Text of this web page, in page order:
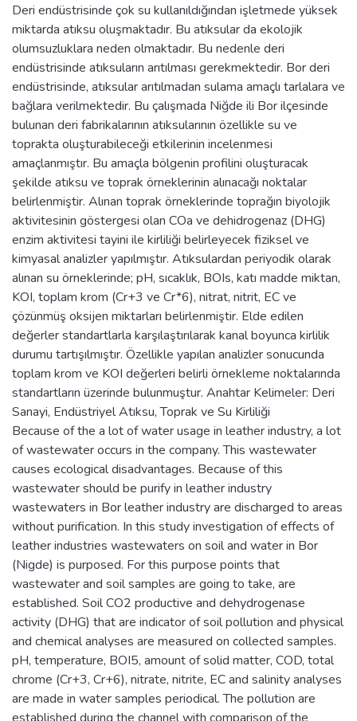
Deri endüstrisinde çok su kullanıldığından işletmede yüksek
miktarda atıksu oluşmaktadır. Bu atıksular da ekolojik
olumsuzluklara neden olmaktadır. Bu nedenle deri
endüstrisinde atıksuların arıtılması gerekmektedir. Bor deri
endüstrisinde, atıksular arıtılmadan sulama amaçlı tarlalara ve
bağlara verilmektedir. Bu çalışmada Niğde ili Bor ilçesinde
bulunan deri fabrikalarının atıksularının özellikle su ve
toprakta oluşturabileceği etkilerinin incelenmesi
amaçlanmıştır. Bu amaçla bölgenin profilini oluşturacak
şekilde atıksu ve toprak örneklerinin alınacağı noktalar
belirlenmiştir. Alınan toprak örneklerinde toprağın biyolojik
aktivitesinin göstergesi olan COa ve dehidrogenaz (DHG)
enzim aktivitesi tayini ile kirliliği belirleyecek fiziksel ve
kimyasal analizler yapılmıştır. Atıksulardan periyodik olarak
alınan su örneklerinde; pH, sıcaklık, BOIs, katı madde miktan,
KOI, toplam krom (Cr+3 ve Cr*6), nitrat, nitrit, EC ve
çözünmüş oksijen miktarları belirlenmiştir. Elde edilen
değerler standartlarla karşılaştırılarak kanal boyunca kirlilik
durumu tartışılmıştır. Özellikle yapılan analizler sonucunda
toplam krom ve KOI değerleri belirli örnekleme noktalarında
standartların üzerinde bulunmuştur. Anahtar Kelimeler: Deri
Sanayi, Endüstriyel Atıksu, Toprak ve Su Kirliliği
Because of the a lot of water usage in leather industry, a lot
of wastewater occurs in the company. This wastewater
causes ecological disadvantages. Because of this
wastewater should be purify in leather industry
wastewaters in Bor leather industry are discharged to areas
without purification. In this study investigation of effects of
leather industries wastewaters on soil and water in Bor
(Nigde) is purposed. For this purpose points that
wastewater and soil samples are going to take, are
established. Soil CO2 productive and dehydrogenase
activity (DHG) that are indicator of soil pollution and physical
and chemical analyses are measured on collected samples.
pH, temperature, BOI5, amount of solid matter, COD, total
chrome (Cr+3, Cr+6), nitrate, nitrite, EC and salinity analyses
are made in water samples periodical. The pollution are